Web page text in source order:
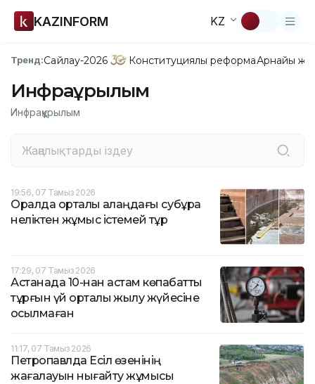
KAZINFORM KZ
Тренд:Сайлау-2026 Конституциялық реформаАрнайы
Инфрақұрылым
Инфрақұрылым
19:56, 07 Тамыз 2026
Оралда орталық алаңдағы субұрқақ
неліктен жұмыс істемей тұр
17:29, 07 Тамыз 2026
Астанада 10-нан астам көпқабатты
тұрғын үй орталық жылу жүйесіне
қосылмаған
11:17, 07 Тамыз 2026
Петропавлда Есіл өзенінің
жағалауын нығайту жұмысы